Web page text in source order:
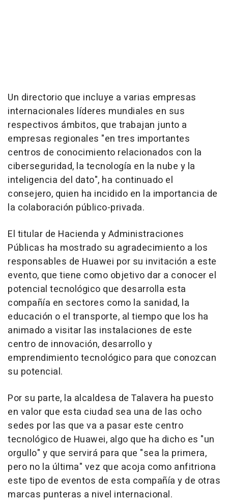
Un directorio que incluye a varias empresas
internacionales líderes mundiales en sus
respectivos ámbitos, que trabajan junto a
empresas regionales "en tres importantes
centros de conocimiento relacionados con la
ciberseguridad, la tecnología en la nube y la
inteligencia del dato", ha continuado el
consejero, quien ha incidido en la importancia de
la colaboración público-privada.
El titular de Hacienda y Administraciones
Públicas ha mostrado su agradecimiento a los
responsables de Huawei por su invitación a este
evento, que tiene como objetivo dar a conocer el
potencial tecnológico que desarrolla esta
compañía en sectores como la sanidad, la
educación o el transporte, al tiempo que los ha
animado a visitar las instalaciones de este
centro de innovación, desarrollo y
emprendimiento tecnológico para que conozcan
su potencial.
Por su parte, la alcaldesa de Talavera ha puesto
en valor que esta ciudad sea una de las ocho
sedes por las que va a pasar este centro
tecnológico de Huawei, algo que ha dicho es "un
orgullo" y que servirá para que "sea la primera,
pero no la última" vez que acoja como anfitriona
este tipo de eventos de esta compañía y de otras
marcas punteras a nivel internacional.